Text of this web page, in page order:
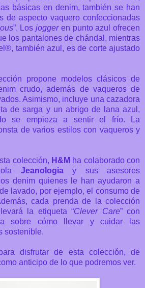
básicas en denim, también se han
de aspecto vaquero confeccionadas
”. Los joggeren punto azul ofrecen
los pantalones de chándal, mientras
también azul, es de corte ajustado
propone modelos clásicos de
crudo, además de vaqueros de
Asimismo, incluye una cazadora
de sarga y un abrigo de lana azul,
se empieza a sentir el frío. La
de varios estilos con vaqueros y
colección, H&M ha colaborado con
Jeanologiay sus asesores
denim quienes le han ayudaron a
lavado, por ejemplo, el consumo de
cada prenda de la colección
la etiqueta “Clever Care” con
sobre cómo llevar y cuidar las
sostenible.
disfrutar de esta colección, de
anticipo de lo que podremos ver.